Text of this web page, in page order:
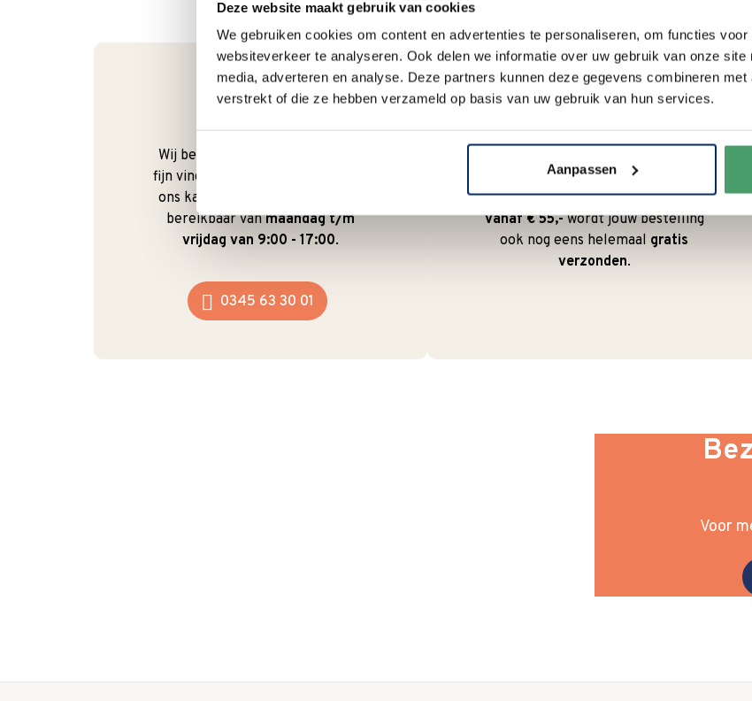
Deze website maakt gebruik van cookies
We gebruiken cookies om content en advertenties te personaliseren, om functies
websiteverkeer te analyseren. Ook delen we informatie over uw gebruik van onze
media, adverteren en analyse. Deze partners kunnen deze gegevens combineren
verstrekt of die ze hebben verzameld op basis van uw gebruik van hun services.
Aanpassen
Bel gerust
Wij begrijpen dat je als klant het
fijn vindt om te kunnen bellen. Bij
ons kan dat ook gewoon. We zijn
bereikbaar vanmaandag t/m
vrijdag van 9:00 - 17:00.
0345 63 30 01
Duurzaam
zorgvuldig en duurzaam met
hergebruikt karton en papier.
Vanaf € 55,-wordt jouw bestelling
ook nog eens helemaal gratis
verzonden.
Voor